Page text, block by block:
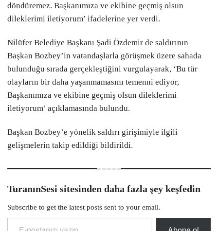
döndüremez. Başkanımıza ve ekibine geçmiş olsun
dileklerimi iletiyorum’ ifadelerine yer verdi.
Nilüfer Belediye Başkanı Şadi Özdemir de saldırının
Başkan Bozbey’in vatandaşlarla görüşmek üzere sahada
bulunduğu sırada gerçekleştiğini vurgulayarak, ‘Bu tür
olayların bir daha yaşanmamasını temenni ediyor,
Başkanımıza ve ekibine geçmiş olsun dileklerimi
iletiyorum’ açıklamasında bulundu.
Başkan Bozbey’e yönelik saldırı girişimiyle ilgili
gelişmelerin takip edildiği bildirildi.
TuranınSesi sitesinden daha fazla şey keşfedin
Subscribe to get the latest posts sent to your email.
E-postanızı yazın…